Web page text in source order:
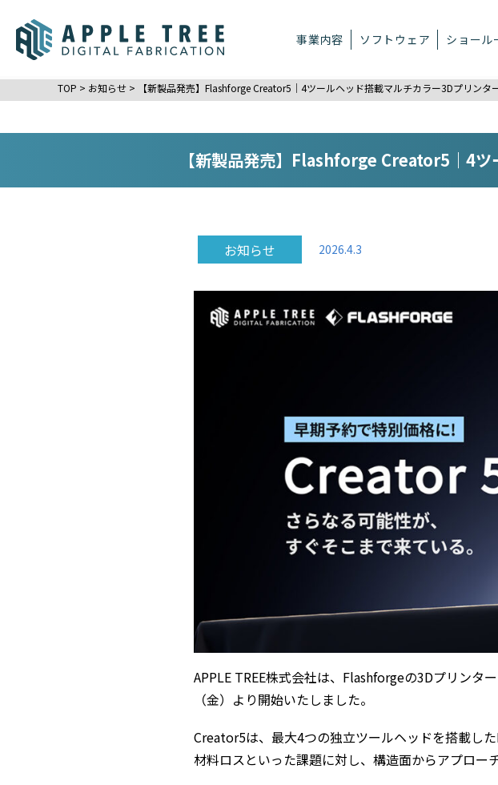
事業内容 ソフトウェア ショール
TOP > お知らせ > 【新製品発売】Flashforge Creator5｜4ツールヘッド搭載マルチカラー3Dプリンタ
【新製品発売】Flashforge Creator5｜4
お知らせ 2026.4.3
APPLE TREE株式会社は、Flashforgeの3Dプリン
（金）より開始いたしました。
Creator5は、最大4つの独立ツールヘッドを搭載し
材料ロスといった課題に対し、構造面からアプロー